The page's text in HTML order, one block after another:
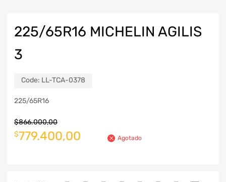
225/65R16 MICHELIN AGILIS
3
Code: LL-TCA-0378
225/65R16
$866.000,00
$779.400,00 Agotado